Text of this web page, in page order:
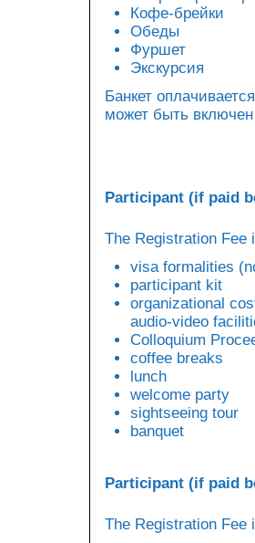
Кофе-брейки
Обеды
Фуршет
Экскурсия
Банкет
может быть включен
Participant (if paid
The Registration Fee
visa formalities
participant kit
organizational
audio-video
Colloquium
coffee breaks
lunch
welcome party
sightseeing tour
banquet
Participant (if paid
The Registration Fee